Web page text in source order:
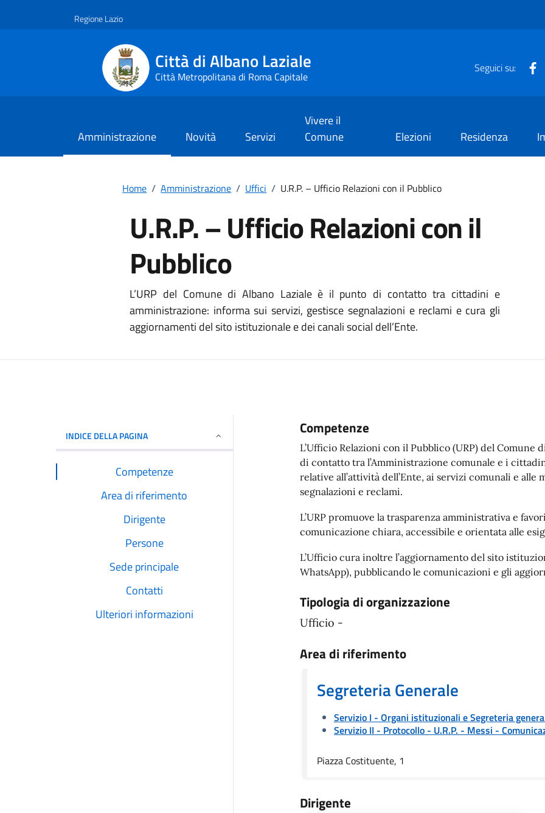
Regione Lazio
Città di Albano Laziale
Città Metropolitana di Roma Capitale
Seguici su:
Amministrazione Novità Servizi
Vivere il
Comune
Elezioni Residenza
Home / Amministrazione / Uffici / U.R.P. – Ufficio Relazioni con il Pubblico
U.R.P. – Ufficio Relazioni con il
Pubblico
L’URP del Comune di Albano Laziale è il punto di contatto tra cittadini e
amministrazione: informa sui servizi, gestisce segnalazioni e reclami e cura gli
aggiornamenti del sito istituzionale e dei canali social dell’Ente.
INDICE DELLA PAGINA
Competenze
Area di riferimento
Dirigente
Persone
Sede principale
Contatti
Ulteriori informazioni
Competenze
L’Ufficio Relazioni con il Pubblico (URP) del
di contatto tra l’Amministrazione comunale e i
relative all’attività dell’Ente, ai servizi comunali e
segnalazioni e reclami.
L’URP promuove la trasparenza amministrativa e
comunicazione chiara, accessibile e orientata alle
L’Ufficio cura inoltre l’aggiornamento del sito
WhatsApp), pubblicando le comunicazioni e gli
Tipologia di organizzazione
Ufficio -
Area di riferimento
Segreteria Generale
Servizio I - Organi istituzionali e Segreteria
Servizio II - Protocollo - U.R.P. - Messi -
Piazza Costituente, 1
Dirigente